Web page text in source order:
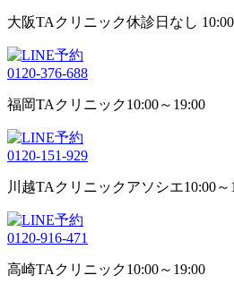
大阪TAクリニック休診日なし
0120-376-688
福岡TAクリニック10:00～19:00
0120-151-929
川越TAクリニックアソシエ10:00～
0120-916-471
高崎TAクリニック10:00～19:00